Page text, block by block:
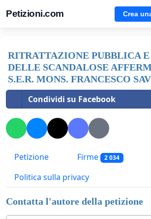
Petizioni.com Crea
RITRATTAZIONE PUBBLICA
DELLE SCANDALOSE
S.E.R. MONS. FRANCESCO
Condividi su Facebook
Petizione Firme 2 034
Politica sulla privacy
Contatta l'autore della petizione